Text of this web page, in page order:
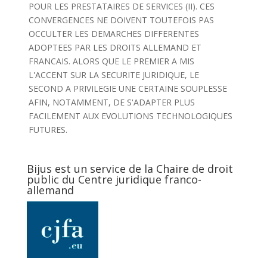
POUR LES PRESTATAIRES DE SERVICES (II). CES
CONVERGENCES NE DOIVENT TOUTEFOIS PAS
OCCULTER LES DEMARCHES DIFFERENTES
ADOPTEES PAR LES DROITS ALLEMAND ET
FRANCAIS. ALORS QUE LE PREMIER A MIS
L'ACCENT SUR LA SECURITE JURIDIQUE, LE
SECOND A PRIVILEGIE UNE CERTAINE SOUPLESSE
AFIN, NOTAMMENT, DE S'ADAPTER PLUS
FACILEMENT AUX EVOLUTIONS TECHNOLOGIQUES
FUTURES.
Bijus est un service de la Chaire de droit
public du Centre juridique franco-
allemand